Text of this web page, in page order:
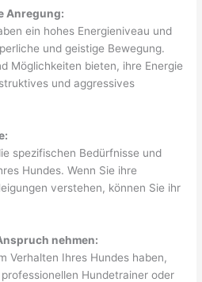
Anregung:
ein hohes Energieniveau und
und geistige Bewegung.
Möglichkeiten bieten, ihre Energie
und aggressives
spezifischen Bedürfnisse und
Hundes. Wenn Sie ihre
verstehen, können Sie ihr
nehmen:
Verhalten Ihres Hundes haben,
Hundetrainer oder